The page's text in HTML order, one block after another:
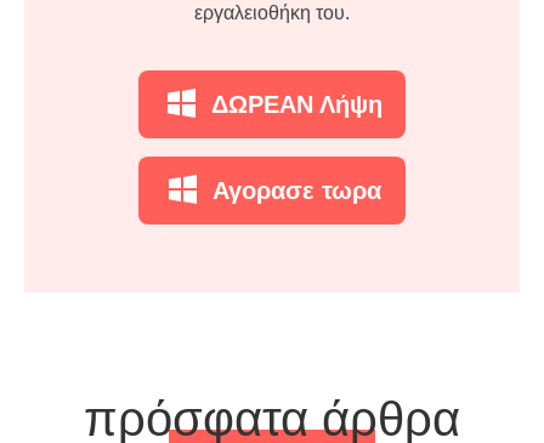
εργαλειοθήκη του.
ΔΩΡΕΑΝ Λήψη
Αγορασε τωρα
πρόσφατα άρθρα